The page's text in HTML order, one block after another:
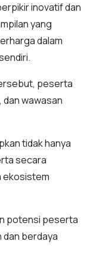
inovatif dan
yang
dalam
peserta
wawasan
tidak hanya
secara
ekosistem
potensi peserta
dan berdaya